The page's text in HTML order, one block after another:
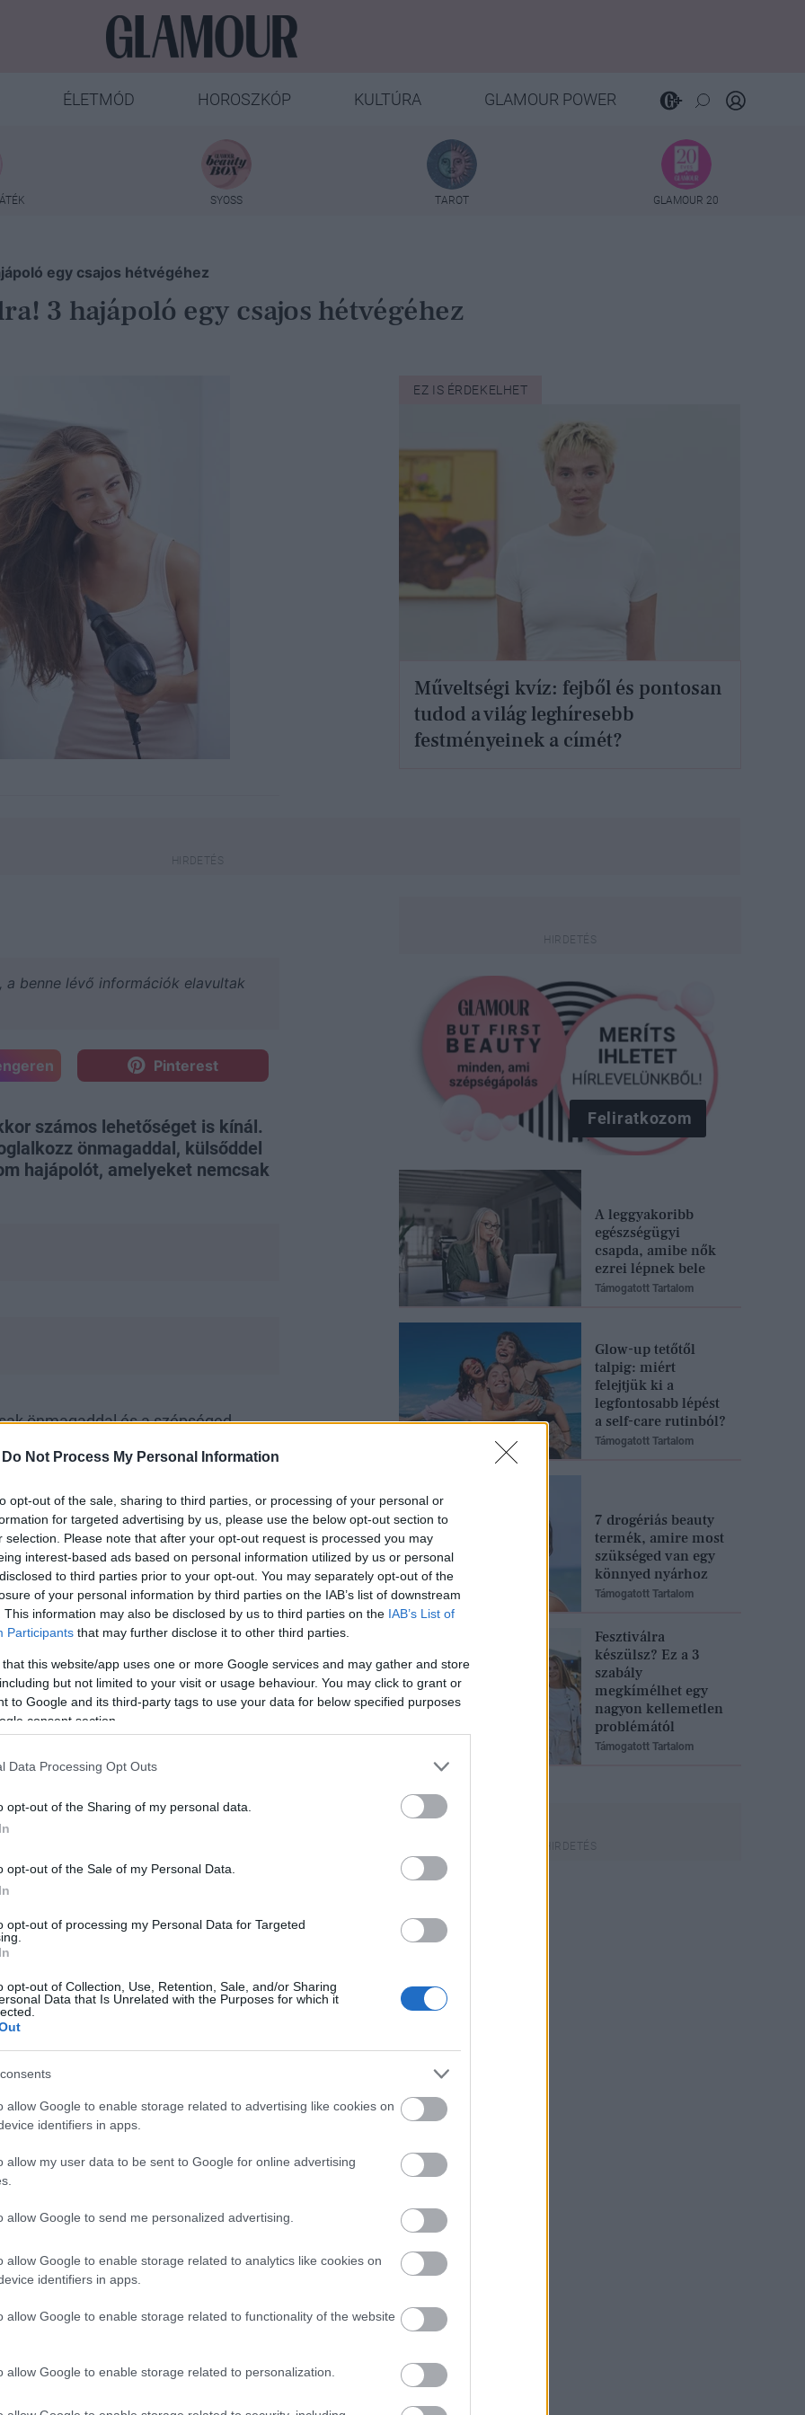
Do Not Process My Personal Information
opt-out of the sale, sharing to third parties, or processing of your personal or
for targeted advertising by us, please use the below opt-out section to
selection. Please note that after your opt-out request is processed you may
interest-based ads based on personal information utilized by us or personal
to third parties prior to your opt-out. You may separately opt-out of the
of your personal information by third parties on the IAB’s list of downstream
This information may also be disclosed by us to third parties on the IAB’s List of
Participants that may further disclose it to other third parties.
that this website/app uses one or more Google services and may gather and store
but not limited to your visit or usage behaviour. You may click to grant or
to Google and its third-party tags to use your data for below specified purposes
consent section.
Data Processing Opt Outs
opt-out of the Sharing of my personal data.
opt-out of the Sale of my Personal Data.
opt-out of processing my Personal Data for Targeted
opt-out of Collection, Use, Retention, Sale, and/or Sharing
Data that Is Unrelated with the Purposes for which it
allow Google to enable storage related to advertising like cookies on
identifiers in apps.
allow my user data to be sent to Google for online advertising
allow Google to send me personalized advertising.
allow Google to enable storage related to analytics like cookies on
identifiers in apps.
allow Google to enable storage related to functionality of the website
allow Google to enable storage related to personalization.
ÉLETMÓD HOROSZKÓP KULTÚRA GLAMOUR POWER
SYOSS TAROT GLAMOUR 20
egy csajos hétvégéhez
3 hajápoló egy csajos hétvégéhez
EZ IS ÉRDEKELHET
Műveltségi kvíz: fejből és pontosan
tudod a világ leghíresebb
festményeinek a címét?
benne lévő információk elavultak
Pinterest
számos lehetőséget is kínál.
önmagaddal, külsőddel
hajápolót, amelyeket nemcsak
önmagaddal és a szépséged
majd az arcoddal,
különleges törődést, illeszd be a
se, hiszen hajoronád garantáltan
amelyet kipróbálhatsz. Ha
elengedhetetlen részeivé
és textúrát adó
Murphy a divatszínek
Feliratkozom
A leggyakoribb
egészségügyi
csapda, amibe nők
ezrei lépnek bele
Támogatott Tartalom
Glow-up tetőtől
talpig: miért
felejtjük ki a
legfontosabb lépést
a self-care rutinból?
Támogatott Tartalom
7 drogériás beauty
termék, amire most
szükséged van egy
könnyed nyárhoz
Támogatott Tartalom
Fesztiválra
készülsz? Ez a 3
szabály
megkímélhet egy
nagyon kellemetlen
problémától
Támogatott Tartalom